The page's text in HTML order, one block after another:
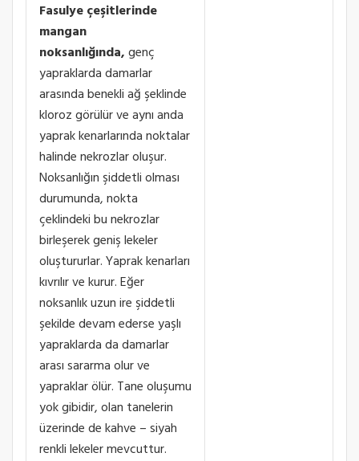
Fasulye çeşitlerinde
mangan
noksanlığında,genç
yapraklarda damarlar
arasında benekli ağ şeklinde
kloroz görülür ve aynı anda
yaprak kenarlarında noktalar
halinde nekrozlar oluşur.
Noksanlığın şiddetli olması
durumunda, nokta
çeklindeki bu nekrozlar
birleşerek geniş lekeler
oluştururlar. Yaprak kenarları
kıvrılır ve kurur. Eğer
noksanlık uzun ire şiddetli
şekilde devam ederse yaşlı
yapraklarda da damarlar
arası sararma olur ve
yapraklar ölür. Tane oluşumu
yok gibidir, olan tanelerin
üzerinde de kahve – siyah
renkli lekeler mevcuttur.